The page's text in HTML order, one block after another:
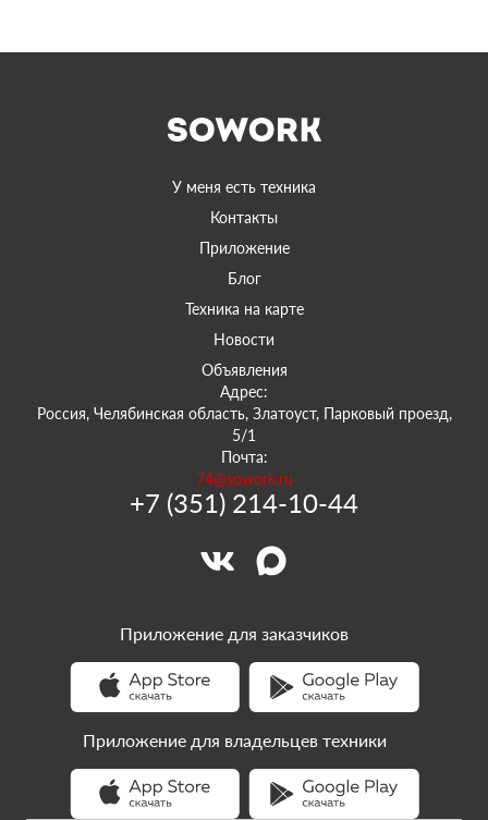
У меня есть техника
Контакты
Приложение
Блог
Техника на карте
Новости
Объявления
Адрес:
Россия, Челябинская область, Златоуст, Парковый проезд,
5/1
Почта:
74@sowork.ru
+7 (351) 214-10-44
Приложение для заказчиков
Приложение для владельцев техники